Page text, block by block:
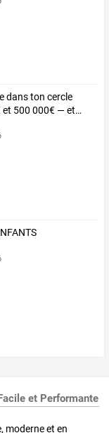
danston cercle
et 500 000€ —et…
et Performante
moderne et en